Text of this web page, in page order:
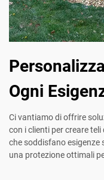
Ogni
Ci vantiamo di offrire
con i clienti per creare
che soddisfano esigenze
una protezione ottimali